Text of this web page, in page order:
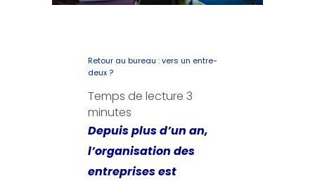
Retour au bureau : vers un entre-
deux ?
Temps de lecture 3
minutes
Depuis plus d’un an,
l’organisation des
entreprises est